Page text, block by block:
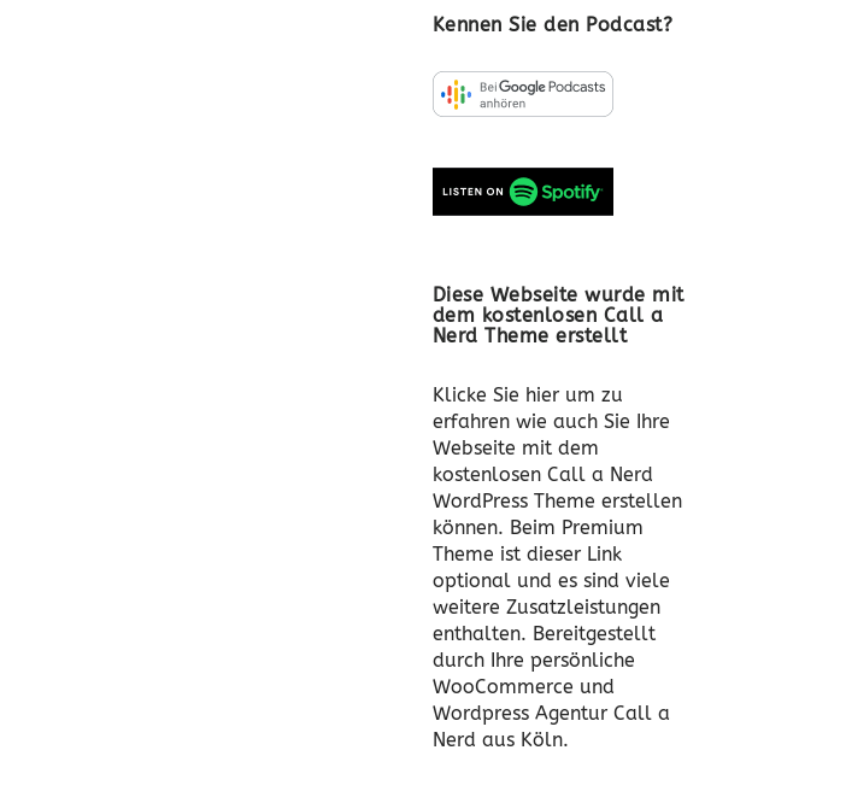
Kennen Sie den Podcast?
Diese Webseite wurde mit
dem kostenlosen Call a
Nerd Theme erstellt
Klicke Sie hier um zu
erfahren wie auch Sie Ihre
Webseite mit dem
kostenlosen Call a Nerd
WordPress Theme erstellen
können. Beim Premium
Theme ist dieser Link
optional und es sind viele
weitere Zusatzleistungen
enthalten. Bereitgestellt
durch Ihre persönliche
WooCommerce und
Wordpress Agentur Call a
Nerd aus Köln.